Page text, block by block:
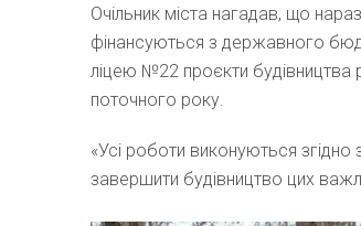
Очільник міста нагадав, що
фінансуються з державного
ліцею №22 проєкти будівництва
поточного року.
«Усі роботи виконуються
завершити будівництво цих